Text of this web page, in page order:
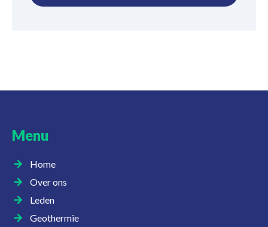
Menu
Home
Over ons
Leden
Geothermie